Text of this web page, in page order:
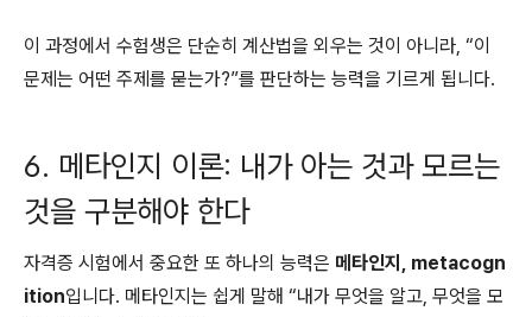
이 과정에서 수험생은 단순히 계산법을 외우는 것이 아니라, “이
문제는 어떤 주제를 묻는가?”를 판단하는 능력을 기르게 됩니다.
6. 메타인지 이론: 내가 아는 것과 모르는
것을 구분해야 한다
자격증 시험에서 중요한 또 하나의 능력은 메타인지, metacogn
ition입니다. 메타인지는 쉽게 말해 “내가 무엇을 알고, 무엇을 모